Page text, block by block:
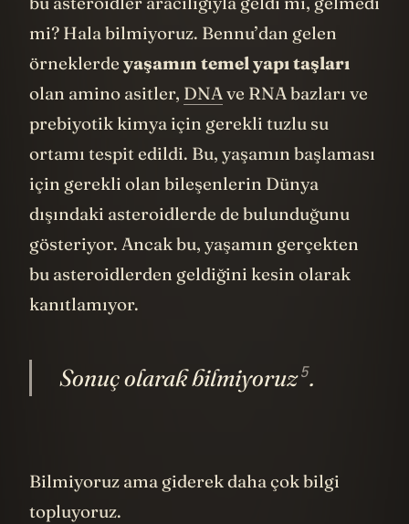
mi? Hala bilmiyoruz. Bennu’dan gelen
örneklerde yaşamın temel yapı taşları
olan amino asitler, DNAve RNA bazları ve
prebiyotik kimya için gerekli tuzlu su
ortamı tespit edildi. Bu, yaşamın başlaması
için gerekli olan bileşenlerin Dünya
dışındaki asteroidlerde de bulunduğunu
gösteriyor. Ancak bu, yaşamın gerçekten
bu asteroidlerden geldiğini kesin olarak
kanıtlamıyor.
Sonuç olarakbilmiyoruz5.
Bilmiyoruz ama giderek daha çok bilgi
topluyoruz.